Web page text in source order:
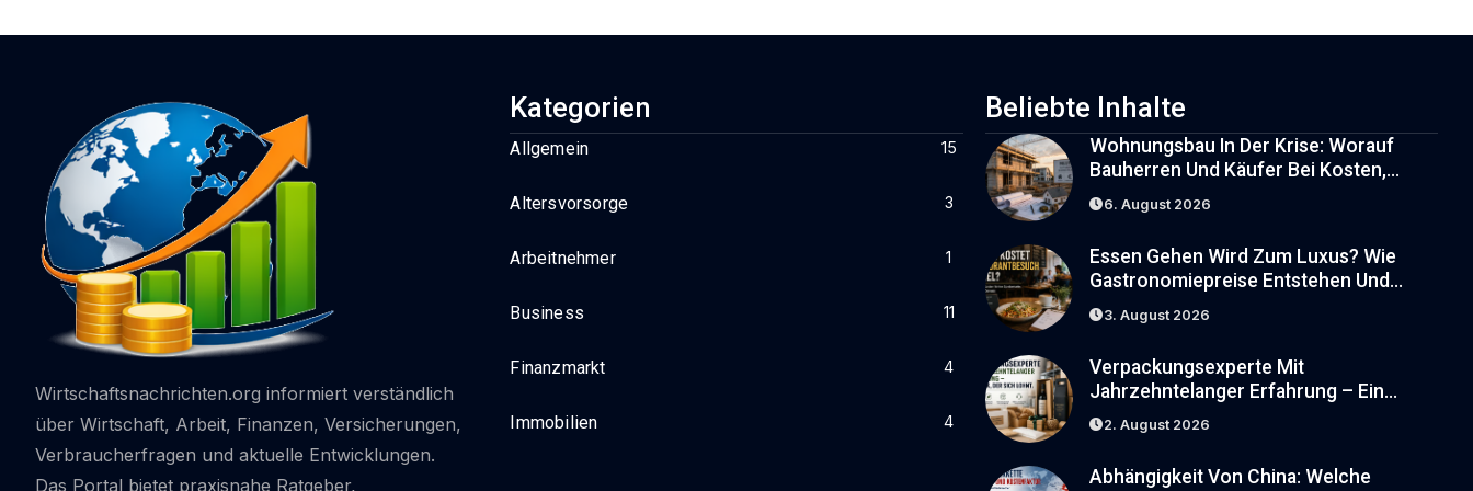
Wirtschaftsnachrichten.org informiert verständlich
über Wirtschaft, Arbeit, Finanzen, Versicherungen,
Verbraucherfragen und aktuelle Entwicklungen.
Das Portal bietet praxisnahe Ratgeber,
Kategorien
Allgemein 15
Altersvorsorge 3
Arbeitnehmer 1
Business 11
Finanzmarkt 4
Immobilien 4
Beliebte Inhalte
Wohnungsbau In Der Krise: Worauf
Bauherren Und Käufer Bei Kosten,
Finanzierung Und Zeitplan Achten
Sollten
6. August 2026
Essen Gehen Wird Zum Luxus? Wie
Gastronomiepreise Entstehen Und
Worauf Gäste Achten Können
3. August 2026
Verpackungsexperte Mit
Jahrzehntelanger Erfahrung – Ein
Blick, Der Sich Lohnt
2. August 2026
Abhängigkeit Von China: Welche